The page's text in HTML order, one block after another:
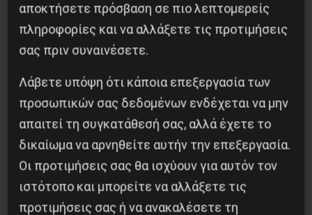
Η Μπουρκίνα Φάσο του Τραορέ αντι-
ιμπεριαλιστική σχισμή της ιστορίας
26 Μαΐου 2025
αποκτήσετε πρόσβαση σε πιο λεπτομερείς
πληροφορίες και να αλλάξετε τις προτιμήσεις
σας πριν συναινέσετε.
Λάβετε υπόψη ότι κάποια επεξεργασία των
προσωπικών σας δεδομένων ενδέχεται να μην
απαιτεί τη συγκατάθεσή σας, αλλά έχετε το
δικαίωμα να αρνηθείτε αυτήν την επεξεργασία.
Οι προτιμήσεις σας θα ισχύουν για αυτόν τον
ιστότοπο και μπορείτε να αλλάξετε τις
προτιμήσεις σας ή να ανακαλέσετε τη